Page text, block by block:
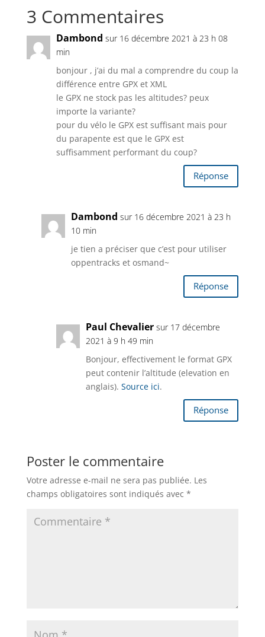
3 Commentaires
Dambond sur 16 décembre 2021 à 23 h 08
min
bonjour , j’ai du mal a comprendre du coup la
différence entre GPX et XML
le GPX ne stock pas les altitudes? peux
importe la variante?
pour du vélo le GPX est suffisant mais pour
du parapente est que le GPX est
suffisamment performant du coup?
Réponse
Dambond sur 16 décembre 2021 à 23 h
10 min
je tien a préciser que c’est pour utiliser
oppentracks et osmand~
Réponse
Paul Chevalier sur 17 décembre
2021 à 9 h 49 min
Bonjour, effectivement le format GPX
peut contenir l’altitude (elevation en
anglais). Source ici.
Réponse
Poster le commentaire
Votre adresse e-mail ne sera pas publiée. Les
champs obligatoires sont indiqués avec *